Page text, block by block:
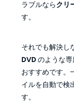
ラブルならクリ
す。
それでも解決し
DVDのような専
おすすめです。
イルを自動で検
す。